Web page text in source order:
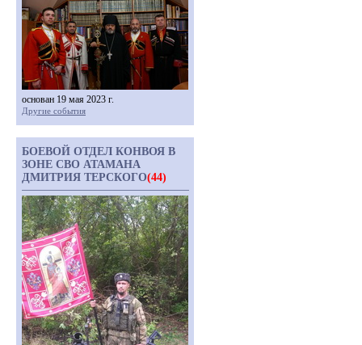
основан 19 мая 2023 г.
Другие события
БОЕВОЙ ОТДЕЛ КОНВОЯ В
ЗОНЕ СВО АТАМАНА
ДМИТРИЯ ТЕРСКОГО(44)